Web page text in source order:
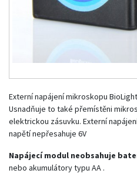
Externí napájení mikroskopu
Usnadňuje to také přemístěni
elektrickou zásuvku. Externí
napětí nepřesahuje 6V
Napájecí modul neobsahuje
nebo akumulátory typu AA .